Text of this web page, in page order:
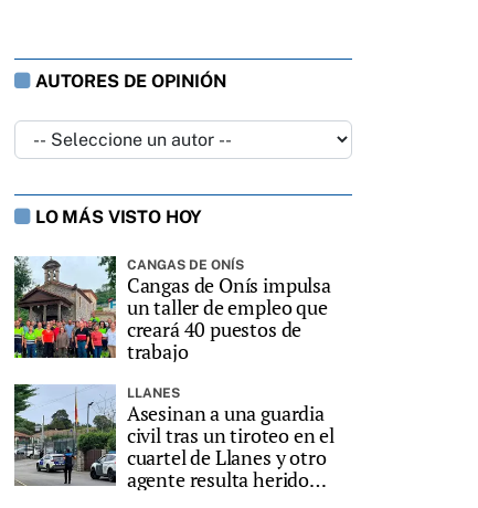
AUTORES DE OPINIÓN
LO MÁS VISTO HOY
CANGAS DE ONÍS
Cangas de Onís impulsa
un taller de empleo que
creará 40 puestos de
trabajo
LLANES
Asesinan a una guardia
civil tras un tiroteo en el
cuartel de Llanes y otro
agente resulta herido